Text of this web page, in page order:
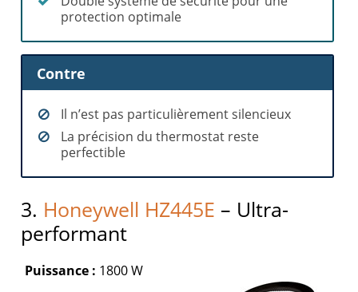
protection optimale
Contre
Il n’est pas particulièrement silencieux
La précision du thermostat reste
perfectible
3. Honeywell HZ445E – Ultra-
performant
Puissance : 1800 W